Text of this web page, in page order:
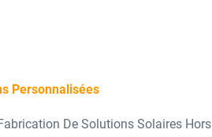
Personnalisées
De Solutions Solaires Hors